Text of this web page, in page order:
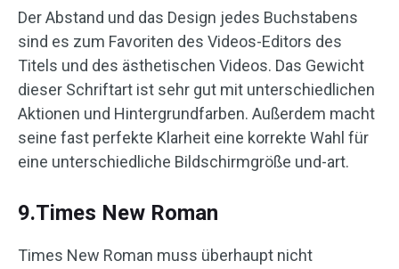
Der Abstand und das Design jedes Buchstabens
sind es zum Favoriten des Videos-Editors des
Titels und des ästhetischen Videos. Das Gewicht
dieser Schriftart ist sehr gut mit unterschiedlichen
Aktionen und Hintergrundfarben. Außerdem macht
seine fast perfekte Klarheit eine korrekte Wahl für
eine unterschiedliche Bildschirmgröße und-art.
9.Times New Roman
Times New Roman muss überhaupt nicht